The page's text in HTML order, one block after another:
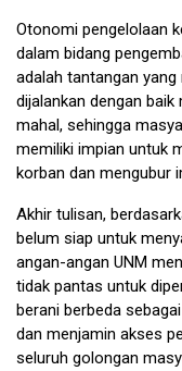
Otonomi pengelolaan
dalam bidang
adalah tantangan
dijalankan dengan
mahal, sehingga
memiliki impian untuk
korban dan mengubur
Akhir tulisan,
belum siap untuk
angan-angan UNM
tidak pantas untuk
berani berbeda
dan menjamin akses
seluruh golongan